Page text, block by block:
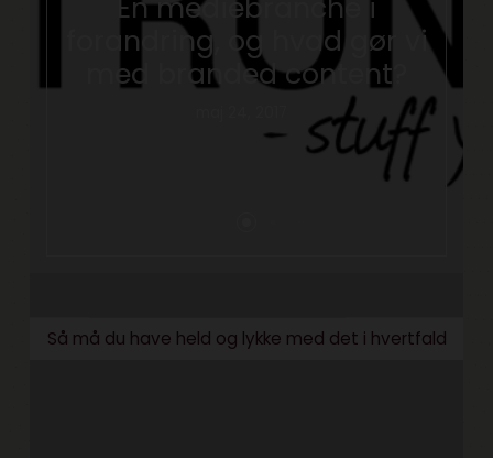
En mediebranche i
forandring, og hvad gør vi
med branded content?
Så må du have held og lykke med det i hvertfald